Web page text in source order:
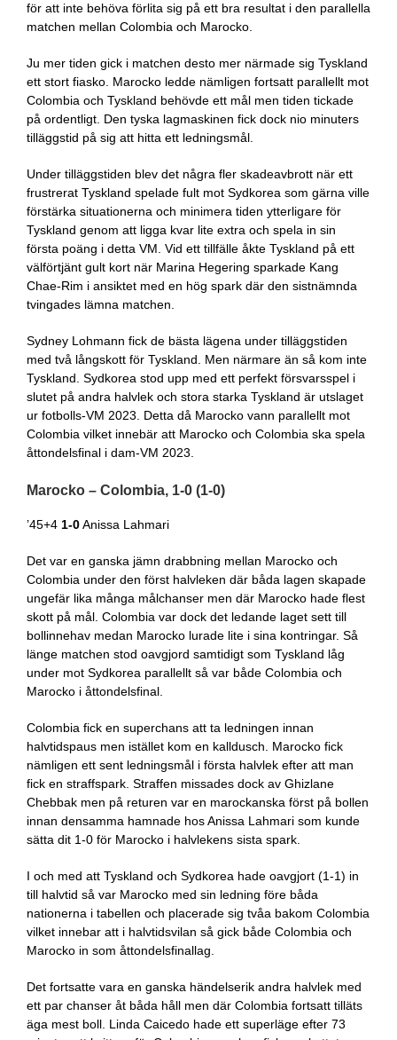
för att inte behöva förlita sig på ett bra resultat i den parallella
matchen mellan Colombia och Marocko.
Ju mer tiden gick i matchen desto mer närmade sig Tyskland
ett stort fiasko. Marocko ledde nämligen fortsatt parallellt mot
Colombia och Tyskland behövde ett mål men tiden tickade
på ordentligt. Den tyska lagmaskinen fick dock nio minuters
tilläggstid på sig att hitta ett ledningsmål.
Under tilläggstiden blev det några fler skadeavbrott när ett
frustrerat Tyskland spelade fult mot Sydkorea som gärna ville
förstärka situationerna och minimera tiden ytterligare för
Tyskland genom att ligga kvar lite extra och spela in sin
första poäng i detta VM. Vid ett tillfälle åkte Tyskland på ett
välförtjänt gult kort när Marina Hegering sparkade Kang
Chae-Rim i ansiktet med en hög spark där den sistnämnda
tvingades lämna matchen.
Sydney Lohmann fick de bästa lägena under tilläggstiden
med två långskott för Tyskland. Men närmare än så kom inte
Tyskland. Sydkorea stod upp med ett perfekt försvarsspel i
slutet på andra halvlek och stora starka Tyskland är utslaget
ur fotbolls-VM 2023. Detta då Marocko vann parallellt mot
Colombia vilket innebär att Marocko och Colombia ska spela
åttondelsfinal i dam-VM 2023.
Marocko – Colombia, 1-0 (1-0)
’45+4 1-0Anissa Lahmari
Det var en ganska jämn drabbning mellan Marocko och
Colombia under den först halvleken där båda lagen skapade
ungefär lika många målchanser men där Marocko hade flest
skott på mål. Colombia var dock det ledande laget sett till
bollinnehav medan Marocko lurade lite i sina kontringar. Så
länge matchen stod oavgjord samtidigt som Tyskland låg
under mot Sydkorea parallellt så var både Colombia och
Marocko i åttondelsfinal.
Colombia fick en superchans att ta ledningen innan
halvtidspaus men istället kom en kalldusch. Marocko fick
nämligen ett sent ledningsmål i första halvlek efter att man
fick en straffspark. Straffen missades dock av Ghizlane
Chebbak men på returen var en marockanska först på bollen
innan densamma hamnade hos Anissa Lahmari som kunde
sätta dit 1-0 för Marocko i halvlekens sista spark.
I och med att Tyskland och Sydkorea hade oavgjort (1-1) in
till halvtid så var Marocko med sin ledning före båda
nationerna i tabellen och placerade sig tvåa bakom Colombia
vilket innebar att i halvtidsvilan så gick både Colombia och
Marocko in som åttondelsfinallag.
Det fortsatte vara en ganska händelserik andra halvlek med
ett par chanser åt båda håll men där Colombia fortsatt tilläts
äga mest boll. Linda Caicedo hade ett superläge efter 73